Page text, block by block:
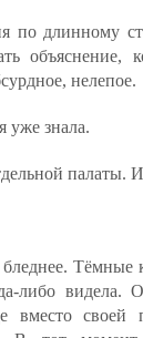
по длинному
объяснение,
нелепое.
уже знала.
палаты.
Тёмные
либо видела.
вместо своей